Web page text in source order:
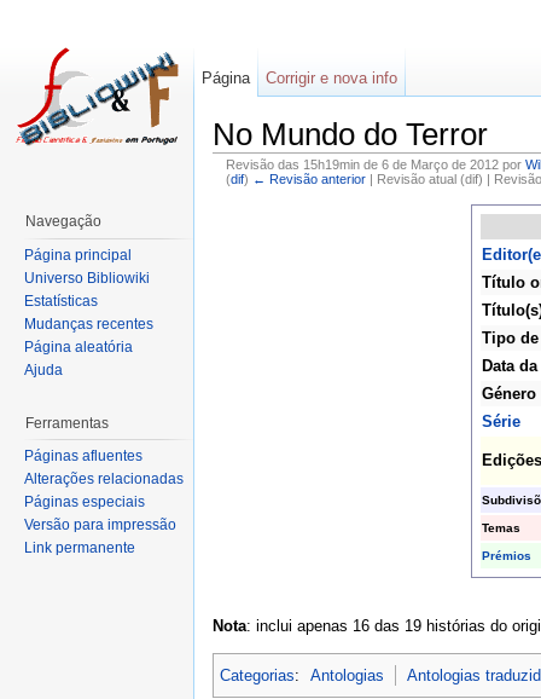
No Mundo do Terror
Revisão das 15h19min de 6 de Março de 2012 por
(dif) ← Revisão anterior| Revisão atual (dif) |
Título
Tipo
Data
Género
Série
Edições
Temas
Prémios
Nota: inclui apenas 16 das 19 histórias do
Categorias: Antologias Antologias
Página Corrigir e nova info
Navegação
Página principal
Universo Bibliowiki
Estatísticas
Mudanças recentes
Página aleatória
Ajuda
Ferramentas
Páginas afluentes
Alterações relacionadas
Páginas especiais
Versão para impressão
Link permanente